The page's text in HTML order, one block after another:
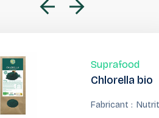
Suprafood
Chlorella bio
Fabricant :